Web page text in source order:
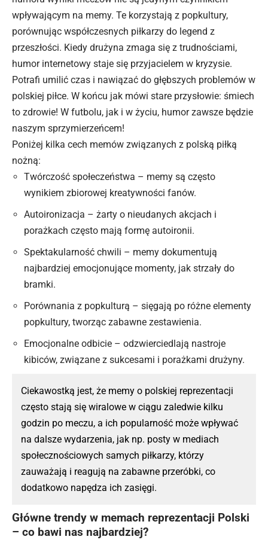
wpływającym na memy. Te korzystają z popkultury,
porównując współczesnych piłkarzy do legend z
przeszłości. Kiedy drużyna zmaga się z trudnościami,
humor internetowy staje się przyjacielem w kryzysie.
Potrafi umilić czas i nawiązać do głębszych problemów w
polskiej piłce. W końcu jak mówi stare przysłowie: śmiech
to zdrowie! W futbolu, jak i w życiu, humor zawsze będzie
naszym sprzymierzeńcem!
Poniżej kilka cech memów związanych z polską piłką
nożną:
Twórczość społeczeństwa – memy są często
wynikiem zbiorowej kreatywności fanów.
Autoironizacja – żarty o nieudanych akcjach i
porażkach często mają formę autoironii.
Spektakularność chwili – memy dokumentują
najbardziej emocjonujące momenty, jak strzały do
bramki.
Porównania z popkulturą – sięgają po różne elementy
popkultury, tworząc zabawne zestawienia.
Emocjonalne odbicie – odzwierciedlają nastroje
kibiców, związane z sukcesami i porażkami drużyny.
Ciekawostką jest, że memy o polskiej reprezentacji
często stają się wiralowe w ciągu zaledwie kilku
godzin po meczu, a ich popularność może wpływać
na dalsze wydarzenia, jak np. posty w mediach
społecznościowych samych piłkarzy, którzy
zauważają i reagują na zabawne przeróbki, co
dodatkowo napędza ich zasięgi.
Główne trendy w memach reprezentacji Polski
– co bawi nas najbardziej?